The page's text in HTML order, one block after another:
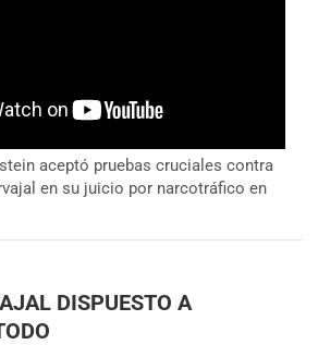
aceptó pruebas cruciales contra
en su juicio por narcotráfico en
DISPUESTO A